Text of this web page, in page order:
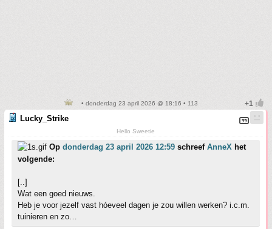
• donderdag 23 april 2026 @ 18:16 • 113
Lucky_Strike
Hello Sweetie
Op donderdag 23 april 2026 12:59 schreef AnneX het
volgende:
[..]
Wat een goed nieuws.
Heb je voor jezelf vast hóeveel dagen je zou willen werken? i.c.m.
tuinieren en zo…